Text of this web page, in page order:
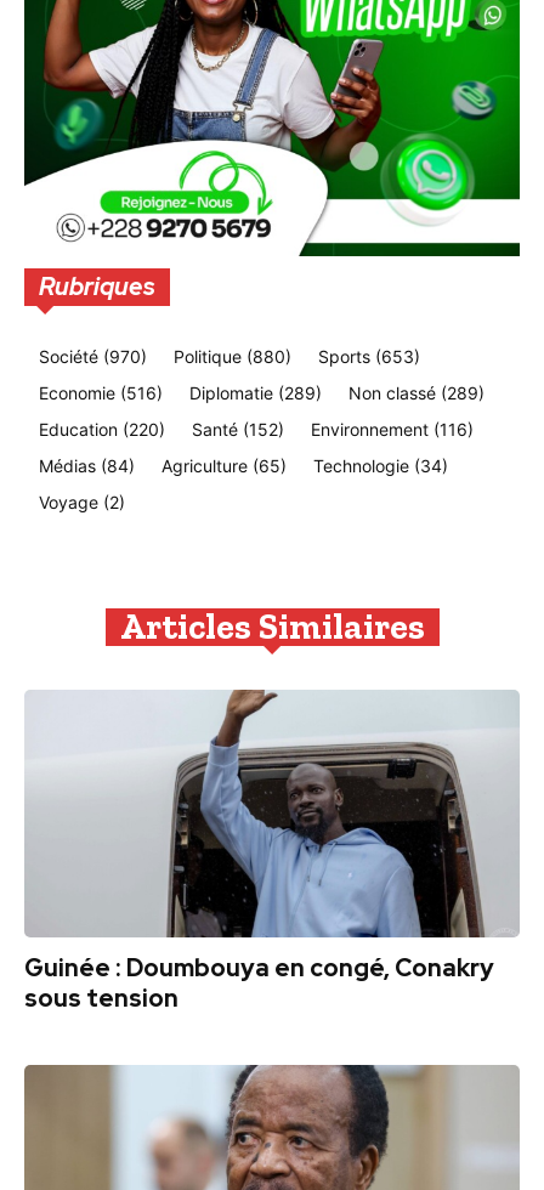
Rubriques
Société (970) Politique (880) Sports (653)
Economie (516) Diplomatie (289) Non classé (289)
Education (220) Santé (152) Environnement (116)
Médias (84) Agriculture (65) Technologie (34)
Voyage (2)
Articles Similaires
Guinée : Doumbouya en congé, Conakry
sous tension